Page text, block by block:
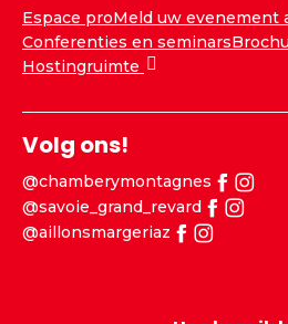
Espace proMeld uw evenement
Conferenties en seminars
Hostingruimte
Volg ons!
@chamberymontagnes
@savoie_grand_revard
@aillonsmargeriaz